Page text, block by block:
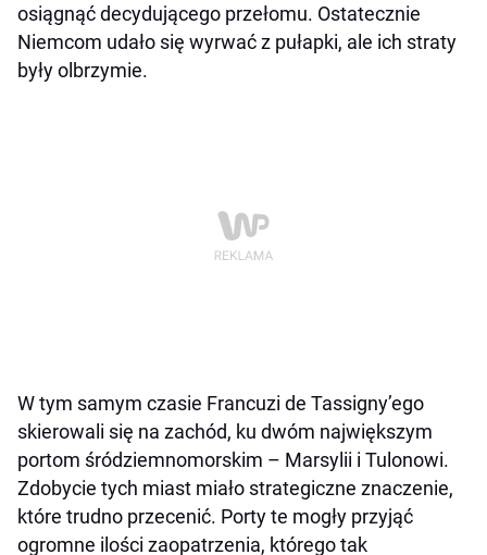
osiągnąć decydującego przełomu. Ostatecznie
Niemcom udało się wyrwać z pułapki, ale ich straty
były olbrzymie.
W tym samym czasie Francuzi de Tassigny’ego
skierowali się na zachód, ku dwóm największym
portom śródziemnomorskim – Marsylii i Tulonowi.
Zdobycie tych miast miało strategiczne znaczenie,
które trudno przecenić. Porty te mogły przyjąć
ogromne ilości zaopatrzenia, którego tak